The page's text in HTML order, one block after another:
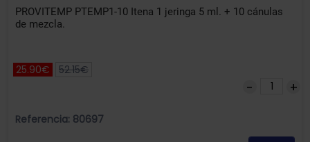
PROVITEMP PTEMP1-10 Itena 1 jeringa 5 ml. + 10 cánulas
de mezcla.
25.90€ 52.15€
Referencia: 80697